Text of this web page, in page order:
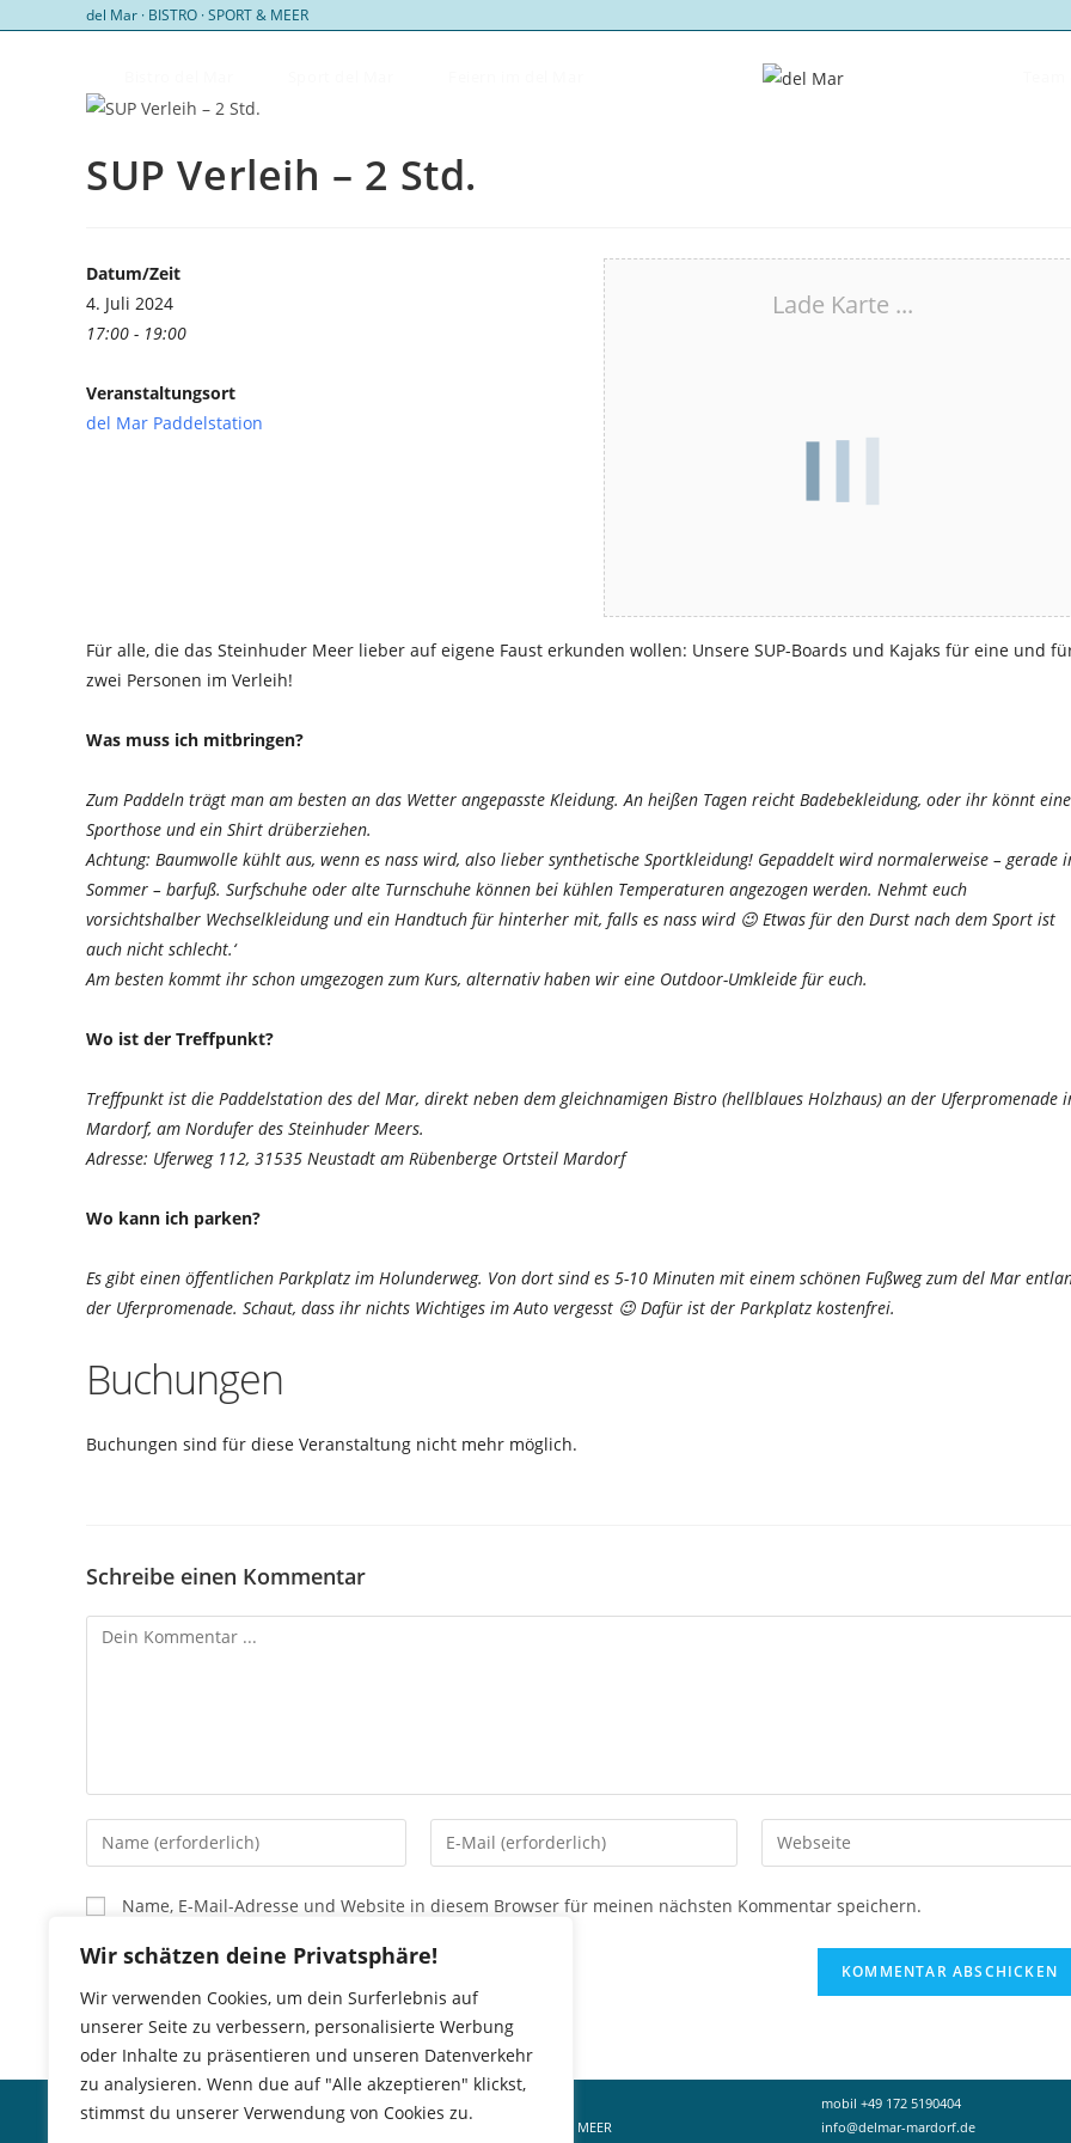
Wir schätzen deine Privatsphäre!
Wir verwenden Cookies, um dein Surferlebnis auf
unserer Seite zu verbessern, personalisierte Werbung
oder Inhalte zu präsentieren und unseren Datenverkehr
zu analysieren. Wenn due auf "Alle akzeptieren" klickst,
stimmst du unserer Verwendung von Cookies zu.
del Mar · BISTRO · SPORT & MEER
SUP Verleih – 2 Std.
Lade Karte ...
Datum/Zeit
4. Juli 2024
17:00 - 19:00
Veranstaltungsort
del Mar Paddelstation
Für alle, die das Steinhuder Meer lieber auf eigene Faust erkunden wollen: Unsere SUP-Boards und Kajaks für eine und
zwei Personen im Verleih!
Was muss ich mitbringen?
Zum Paddeln trägt man am besten an das Wetter angepasste Kleidung. An heißen Tagen reicht Badebekleidung, oder ihr könnt eine
Sporthose und ein Shirt drüberziehen.
Achtung: Baumwolle kühlt aus, wenn es nass wird, also lieber synthetische Sportkleidung! Gepaddelt wird normalerweise – gerade
Sommer – barfuß. Surfschuhe oder alte Turnschuhe können bei kühlen Temperaturen angezogen werden. Nehmt euch
vorsichtshalber Wechselkleidung und ein Handtuch für hinterher mit, falls es nass wird 😉 Etwas für den Durst nach dem Sport ist
auch nicht schlecht.‘
Am besten kommt ihr schon umgezogen zum Kurs, alternativ haben wir eine Outdoor-Umkleide für euch.
Wo ist der Treffpunkt?
Treffpunkt ist die Paddelstation des del Mar, direkt neben dem gleichnamigen Bistro (hellblaues Holzhaus) an der Uferpromenade
Mardorf, am Nordufer des Steinhuder Meers.
Adresse: Uferweg 112, 31535 Neustadt am Rübenberge Ortsteil Mardorf
Wo kann ich parken?
Es gibt einen öffentlichen Parkplatz im Holunderweg. Von dort sind es 5-10 Minuten mit einem schönen Fußweg zum del Mar
der Uferpromenade. Schaut, dass ihr nichts Wichtiges im Auto vergesst 😉 Dafür ist der Parkplatz kostenfrei.
Buchungen
Buchungen sind für diese Veranstaltung nicht mehr möglich.
Schreibe einen Kommentar
Kommentieren
Gib
deinen
Namen
oder
Benutzernamen
Kommentieren
Gib
deine
Adresse
Kommentieren
Gib
deine
Name, E-Mail-Adresse und Website in diesem Browser für meinen nächsten Kommentar speichern.
Impressum
BISTRO · SPORT & MEER
mobil +49 172 5190404
info@delmar-mardorf.de